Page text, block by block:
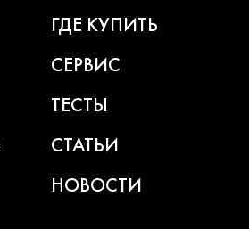
ГДЕ КУПИТЬ
СЕРВИС
ТЕСТЫ
СТАТЬИ
НОВОСТИ